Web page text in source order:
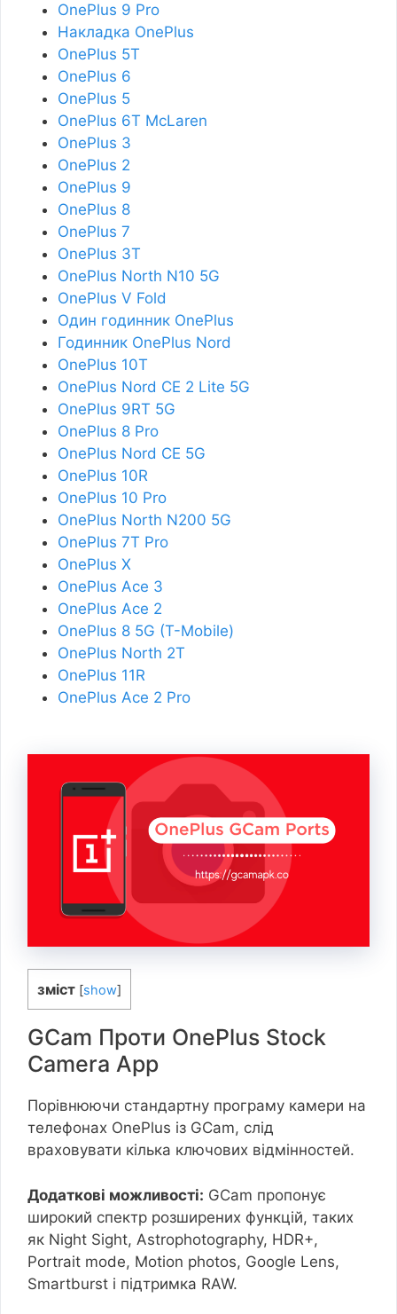
OnePlus 9 Pro
Накладка OnePlus
OnePlus 5T
OnePlus 6
OnePlus 5
OnePlus 6T McLaren
OnePlus 3
OnePlus 2
OnePlus 9
OnePlus 8
OnePlus 7
OnePlus 3T
OnePlus North N10 5G
OnePlus V Fold
Один годинник OnePlus
Годинник OnePlus Nord
OnePlus 10T
OnePlus Nord CE 2 Lite 5G
OnePlus 9RT 5G
OnePlus 8 Pro
OnePlus Nord CE 5G
OnePlus 10R
OnePlus 10 Pro
OnePlus North N200 5G
OnePlus 7T Pro
OnePlus X
OnePlus Ace 3
OnePlus Ace 2
OnePlus 8 5G (T-Mobile)
OnePlus North 2T
OnePlus 11R
OnePlus Ace 2 Pro
зміст [show]
GCam Проти OnePlus Stock
Camera App
Порівнюючи стандартну програму камери на
телефонах OnePlus із GCam, слід
враховувати кілька ключових відмінностей.
Додаткові можливості: GCam пропонує
широкий спектр розширених функцій, таких
як Night Sight, Astrophotography, HDR+,
Portrait mode, Motion photos, Google Lens,
Smartburst і підтримка RAW.